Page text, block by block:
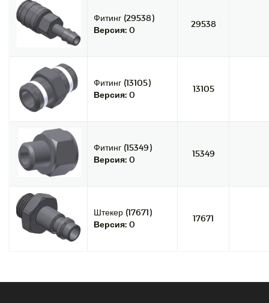
Фитинг (29538)
Версия: 0
29538
Фитинг (13105)
Версия: 0
13105
Фитинг (15349)
Версия: 0
15349
Штекер (17671)
Версия: 0
17671